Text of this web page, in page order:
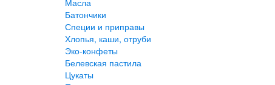
Масла
Батончики
Специи и приправы
Хлопья, каши, отруби
Эко-конфеты
Белевская пастила
Цукаты